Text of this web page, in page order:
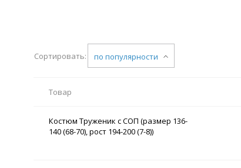
Сортировать: по популярности
Товар
Костюм Труженик с СОП (размер 136-
140 (68-70), рост 194-200 (7-8))